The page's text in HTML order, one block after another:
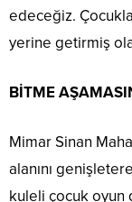
edeceğiz.
yerine getirmiş
BİTME
Mimar Sinan
alanını
kuleli çocuk oyun